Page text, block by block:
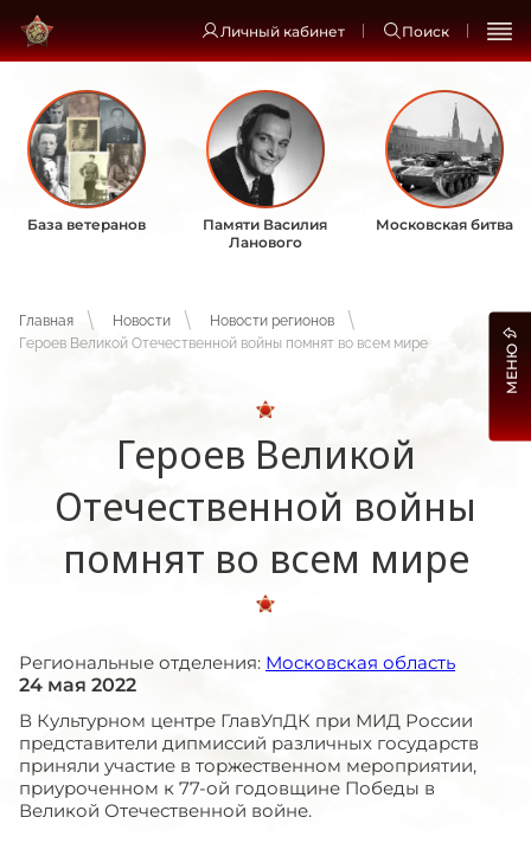
Личный кабинет Поиск
База ветеранов
Памяти Василия
Ланового
Московская битва
Главная Новости
Новости регионов
Героев Великой Отечественной войны помнят во всем мире
Героев Великой
Отечественной войны
помнят во всем мире
Региональные отделения: Московская область
24 мая 2022
В Культурном центре ГлавУпДК при МИД России
представители дипмиссий различных государств
приняли участие в торжественном мероприятии,
приуроченном к 77-ой годовщине Победы в
Великой Отечественной войне.
МЕНЮ